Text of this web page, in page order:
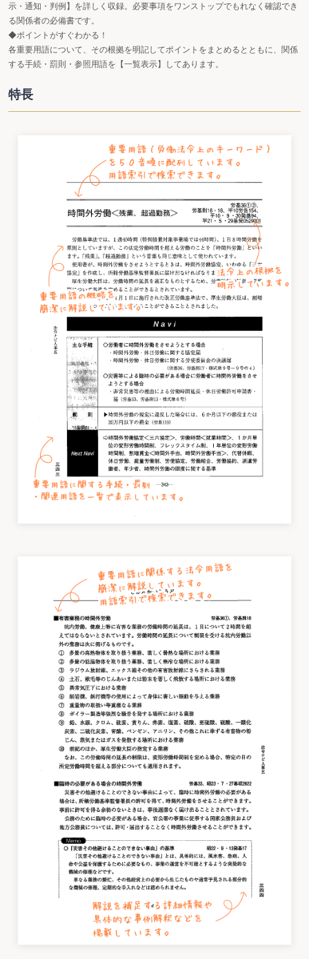
示・通知・判例】を詳しく収録。必要事項をワンストップでもれなく確認でき
る関係者の必備書です。
◆ポイントがすぐわかる！
各重要用語について、その根拠を明記してポイントをまとめるとともに、関係
する手続・罰則・参照用語を【一覧表示】してあります。
特長